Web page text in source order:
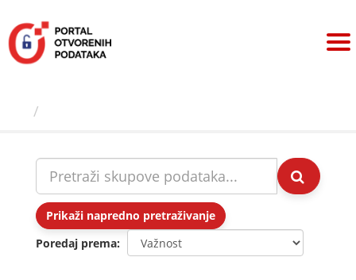
sadržaj
Prikaži napredno pretraživanje
Poredaj prema